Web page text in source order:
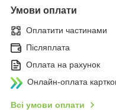
Умови оплати
Оплатити частинами
Післяплата
Оплата на рахунок
Онлайн-оплата
Всі умови оплати